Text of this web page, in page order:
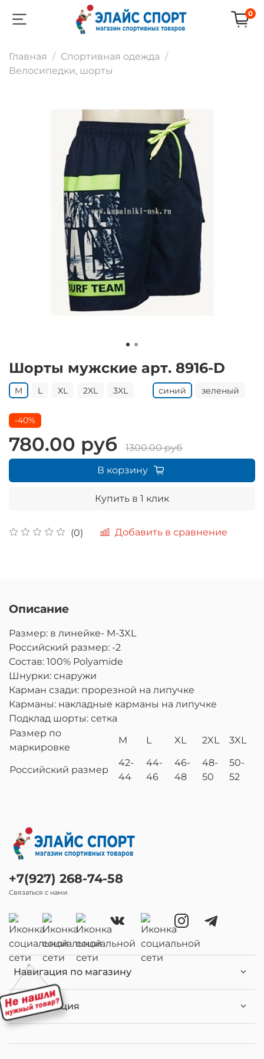
0
Главная
Спортивная одежда
Велосипедки, шорты
Шорты мужские арт. 8916-D
(0) Добавить в сравнение
M L ХL 2XL 3XL синий зеленый
-40%
780.00 руб
1300.00 руб
В корзину
Купить в 1 клик
Описание
Размер: в линейке- M-3XL
Российский размер: -2
Состав: 100% Polyamide
Шнурки: снаружи
Карман сзади: прорезной на липучке
Карманы: накладные карманы на липучке
Подклад шорты: сетка
Размер по
маркировке
M L XL 2XL 3XL
Российский размер
42-
44
44-
46
46-
48
48-
50
50-
52
Навигация по магазину
Информация
+7(927) 268-74-58
Связаться с нами